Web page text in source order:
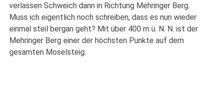
verlassen Schweich dann in Richtung Mehringer Berg.
Muss ich eigentlich noch schreiben, dass es nun wieder
einmal steil bergan geht? Mit über 400 m ü. N. N. ist der
Mehringer Berg einer der höchsten Punkte auf dem
gesamten Moselsteig.